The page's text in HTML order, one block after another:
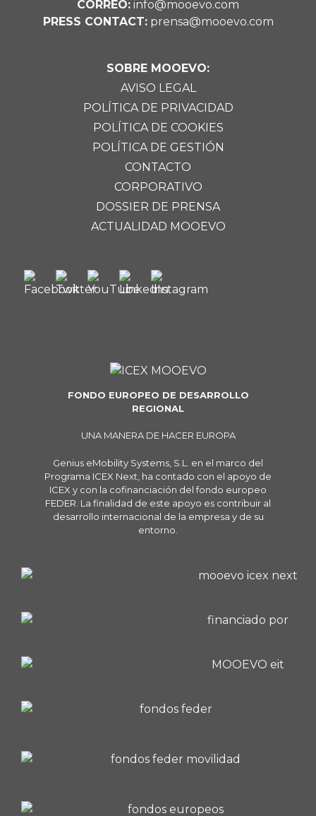
CORREO: info@mooevo.com
PRESS CONTACT:prensa@mooevo.com
SOBRE MOOEVO:
AVISO LEGAL
POLÍTICA DE PRIVACIDAD
POLÍTICA DE COOKIES
POLÍTICA DE GESTIÓN
CONTACTO
CORPORATIVO
DOSSIER DE PRENSA
ACTUALIDAD MOOEVO
FONDO EUROPEO DE DESARROLLO
REGIONAL
UNA MANERA DE HACER EUROPA
Genius eMobility Systems, S.L. en el marco del
Programa ICEX Next, ha contado con el apoyo de
ICEX y con la cofinanciación del fondo europeo
FEDER. La finalidad de este apoyo es contribuir al
desarrollo internacional de la empresa y de su
entorno.